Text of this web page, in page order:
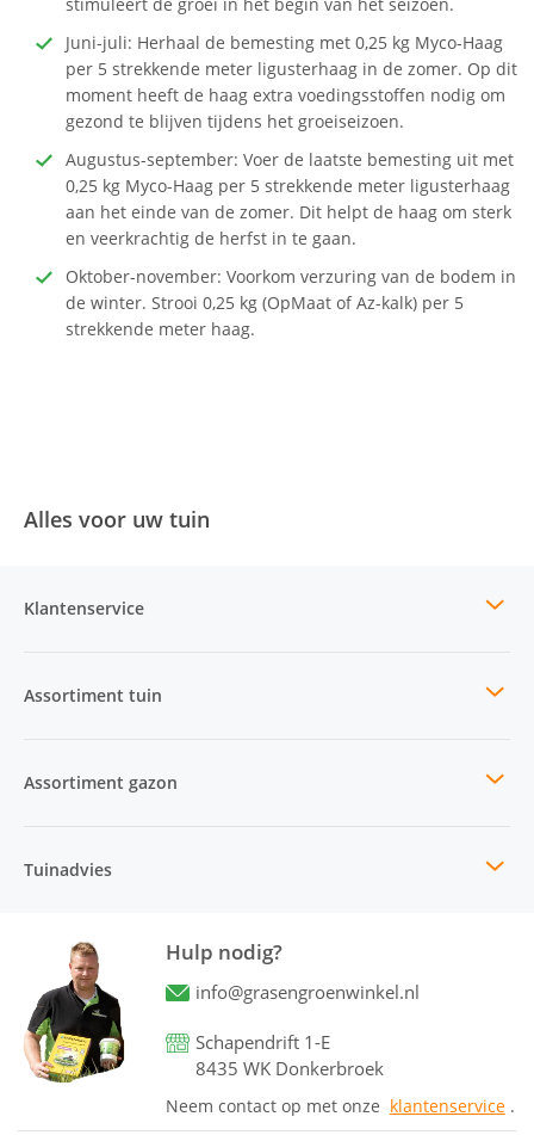
Juni-juli: Herhaal de bemesting met 0,25 kg Myco-Haag
per 5 strekkende meter ligusterhaag in de zomer. Op dit
moment heeft de haag extra voedingsstoffen nodig om
gezond te blijven tijdens het groeiseizoen.
Augustus-september: Voer de laatste bemesting uit met
0,25 kg Myco-Haag per 5 strekkende meter ligusterhaag
aan het einde van de zomer. Dit helpt de haag om sterk
en veerkrachtig de herfst in te gaan.
Oktober-november: Voorkom verzuring van de bodem in
de winter. Strooi 0,25 kg (OpMaat of Az-kalk) per 5
strekkende meter haag.
Alles voor uw tuin
Hulp nodig?
Neem contact op met onze klantenservice .
info@grasengroenwinkel.nl
Schapendrift 1-E
8435 WK Donkerbroek
Klantenservice
Assortiment tuin
Assortiment gazon
Tuinadvies